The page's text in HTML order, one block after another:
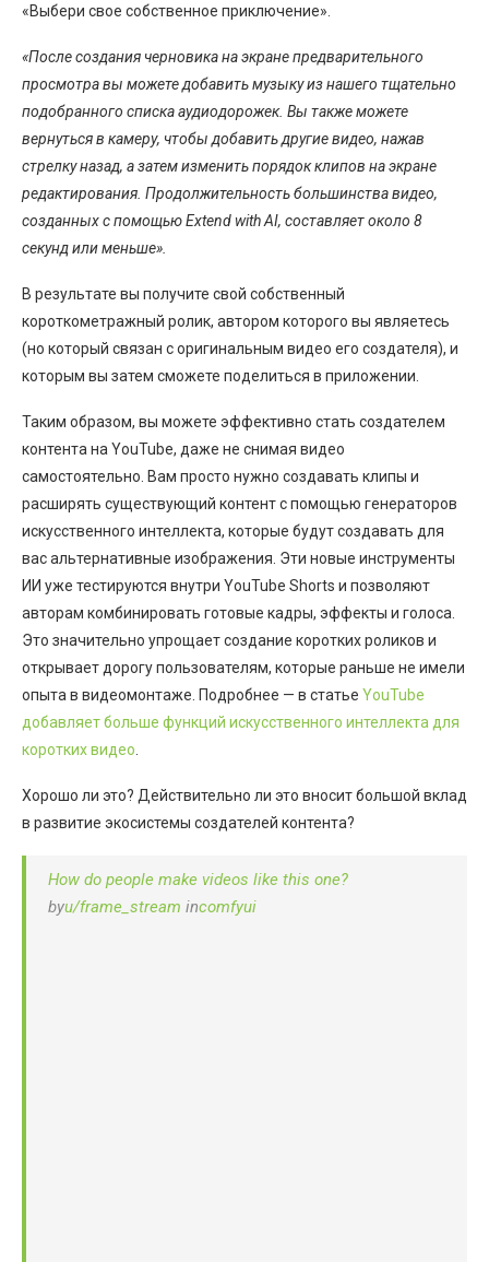
«Выбери свое собственное приключение».
«После создания черновика на экране предварительного
просмотра вы можете добавить музыку из нашего тщательно
подобранного списка аудиодорожек. Вы также можете
вернуться в камеру, чтобы добавить другие видео, нажав
стрелку назад, а затем изменить порядок клипов на экране
редактирования. Продолжительность большинства видео,
созданных с помощью Extend with AI, составляет около 8
секунд или меньше».
В результате вы получите свой собственный
короткометражный ролик, автором которого вы являетесь
(но который связан с оригинальным видео его создателя), и
которым вы затем сможете поделиться в приложении.
Таким образом, вы можете эффективно стать создателем
контента на YouTube, даже не снимая видео
самостоятельно. Вам просто нужно создавать клипы и
расширять существующий контент с помощью генераторов
искусственного интеллекта, которые будут создавать для
вас альтернативные изображения. Эти новые инструменты
ИИ уже тестируются внутри YouTube Shorts и позволяют
авторам комбинировать готовые кадры, эффекты и голоса.
Это значительно упрощает создание коротких роликов и
открывает дорогу пользователям, которые раньше не имели
опыта в видеомонтаже. Подробнее — в статье YouTube
добавляет больше функций искусственного интеллекта для
коротких видео
Хорошо ли это? Действительно ли это вносит большой вклад
в развитие экосистемы создателей контента?
How do people make videos like this one?
byu/frame_stream incomfyui